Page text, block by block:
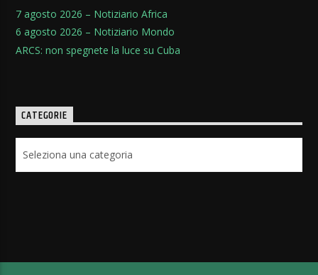
7 agosto 2026 – Notiziario Africa
6 agosto 2026 – Notiziario Mondo
ARCS: non spegnete la luce su Cuba
CATEGORIE